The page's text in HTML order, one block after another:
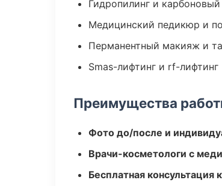
Гидропилинг и карбоновый
Медицинский педикюр и
Перманентный макияж и
Smas-лифтинг и rf-лифтинг
Преимущества
Фото до/после и
Врачи-косметологи с
Бесплатная консультация